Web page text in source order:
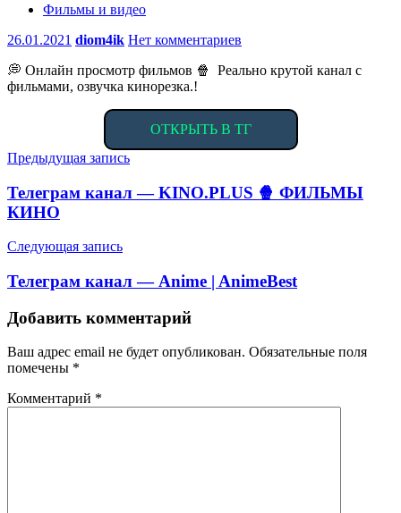
Фильмы и видео
26.01.2021 diom4ik Нет комментариев
💭 Онлайн просмотр фильмов 🍿 Реально крутой канал с
фильмами, озвучка кинорезка.!
ОТКРЫТЬ В ТГ
Навигация
по
записям
Предыдущая запись
Телеграм канал — KINO.PLUS 🍿 ФИЛЬМЫ
КИНО
Следующая запись
Телеграм канал — Anime | AnimeBest
Добавить комментарий
Ваш адрес email не будет опубликован. Обязательные поля
помечены *
Комментарий *